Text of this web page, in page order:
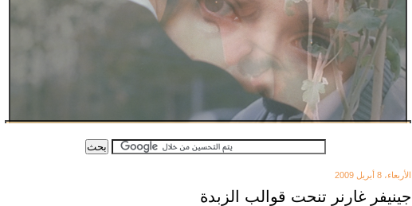
Close-Up
أريدك أن تصنع فيلماً عن معاناتي
الأربعاء، 8 أبريل 2009
جينيفر غارنر تنحت قوالب الزبدة